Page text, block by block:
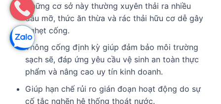
Những cơ sở này thường xuyên thải ra nhiều
dầu mỡ, thức ăn thừa và rác thải hữu cơ dễ gây
nghẹt cống.
Thông cống định kỳ giúp đảm bảo môi trường
sạch sẽ, đáp ứng yêu cầu vệ sinh an toàn thực
phẩm và nâng cao uy tín kinh doanh.
Giúp hạn chế rủi ro gián đoạn hoạt động do sự
cố tắc nghẽn hệ thống thoát nước.